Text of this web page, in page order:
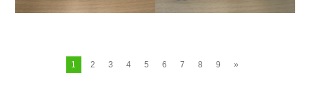
1 2 3 4 5 6 7 8 9 »